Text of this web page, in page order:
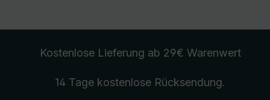
Kostenlose Lieferung ab 29€ Warenwert
14 Tage kostenlose Rücksendung.